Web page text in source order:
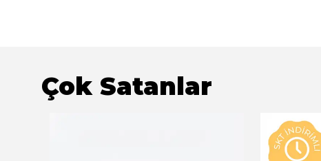
Çok Satanlar